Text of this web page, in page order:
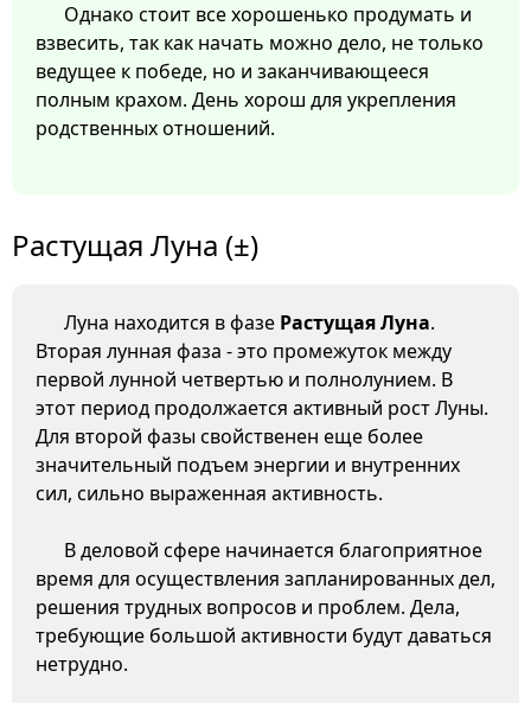
Однако стоит все хорошенько продумать и
взвесить, так как начать можно дело, не только
ведущее к победе, но и заканчивающееся
полным крахом. День хорош для укрепления
родственных отношений.
Растущая Луна (±)
Луна находится в фазе Растущая Луна.
Вторая лунная фаза - это промежуток между
первой лунной четвертью и полнолунием. В
этот период продолжается активный рост Луны.
Для второй фазы свойственен еще более
значительный подъем энергии и внутренних
сил, сильно выраженная активность.
В деловой сфере начинается благоприятное
время для осуществления запланированных дел,
решения трудных вопросов и проблем. Дела,
требующие большой активности будут даваться
нетрудно.